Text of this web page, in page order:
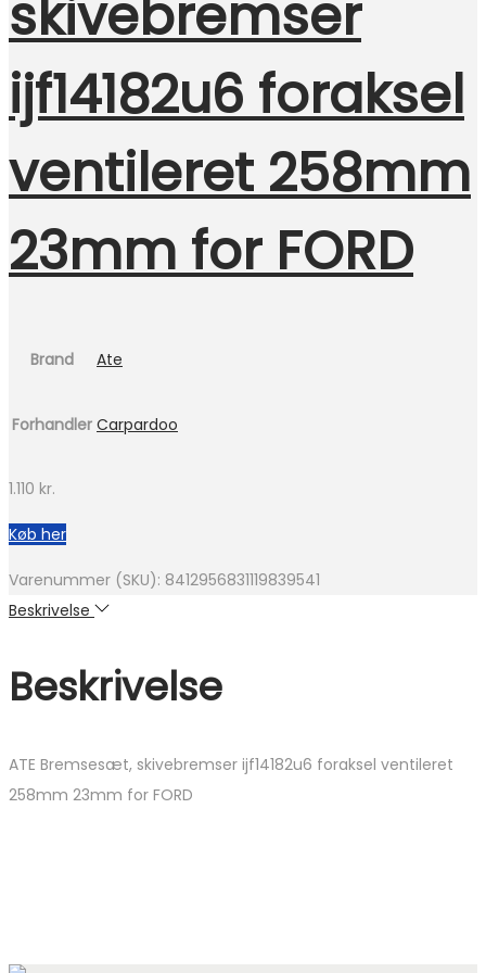
skivebremser
ijf14182u6 foraksel
ventileret 258mm
23mm for FORD
Brand Ate
Forhandler Carpardoo
1.110 kr.
Køb her
Varenummer (SKU): 8412956831119839541
Beskrivelse
Beskrivelse
ATE Bremsesæt, skivebremser ijf14182u6 foraksel ventileret
258mm 23mm for FORD